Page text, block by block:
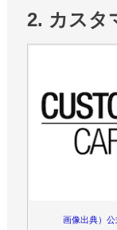
2. カスタ
画像出典）公